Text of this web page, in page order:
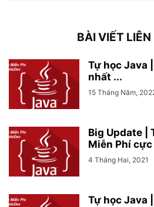
BÀI VIẾT
Tự học Java
nhất ...
15 Tháng Năm,
Big Update |
Miễn Phí
4 Tháng Hai, 2021
Tự học Java